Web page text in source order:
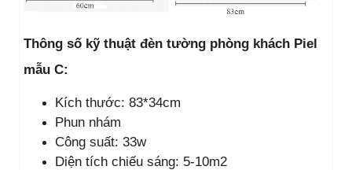
Thông số kỹ thuật đèn tường phòng khách Piel
mẫu C:
Kích thước: 83*34cm
Phun nhám
Công suất: 33w
Diện tích chiếu sáng: 5-10m2